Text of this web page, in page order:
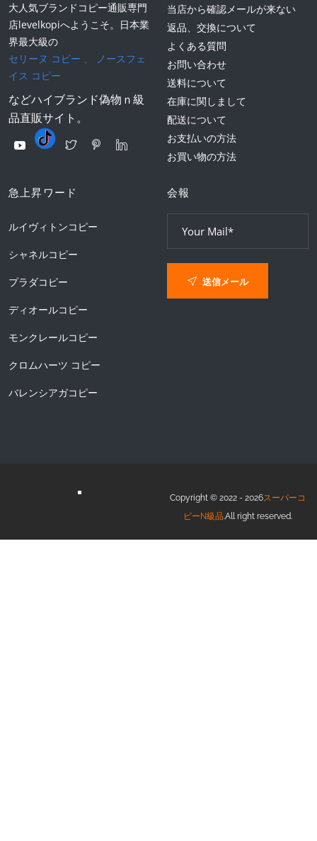
大人気ブランドコピー通販専門
店levelkopiへようこそ。日本業
界最大級の
セリーヌ コピー 、
ノースフェ
イス コピー
などハイブランド偽物ｎ級
品直販サイト。
当店から確認メールが来ない
返品、交換について
よくある質問
お問い合わせ
送料について
在庫に関しまして
配送について
お支払いの方法
お買い物の方法
急上昇ワード
ルイヴィトンコピー
シャネルコピー
プラダコピー
ディオールコピー
モンクレールコピー
クロムハーツ コピー
バレンシアガコピー
会報
送信メール
Copyright © 2022 - 2026スーパーコ
ピーN級品.All right reserved.